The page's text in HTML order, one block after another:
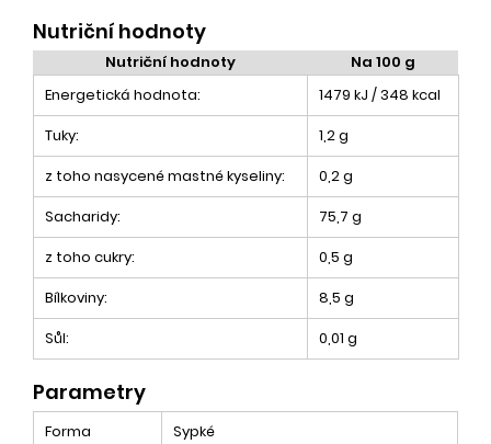
Nutriční hodnoty
Nutriční hodnoty
Na 100 g
Energetická hodnota:
1479 kJ / 348 kcal
Tuky:
1,2 g
z toho nasycené mastné kyseliny:
0,2 g
Sacharidy:
75,7 g
z toho cukry:
0,5 g
Bílkoviny:
8,5 g
Sůl:
0,01 g
Parametry
Forma Sypké